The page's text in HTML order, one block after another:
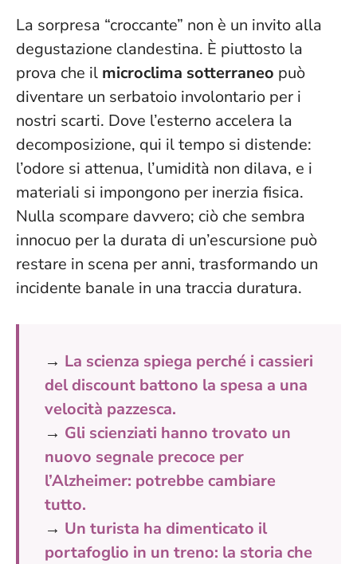
La sorpresa “croccante” non è un invito alla
degustazione clandestina. È piuttosto la
prova che il microclima sotterraneo può
diventare un serbatoio involontario per i
nostri scarti. Dove l’esterno accelera la
decomposizione, qui il tempo si distende:
l’odore si attenua, l’umidità non dilava, e i
materiali si impongono per inerzia fisica.
Nulla scompare davvero; ciò che sembra
innocuo per la durata di un’escursione può
restare in scena per anni, trasformando un
incidente banale in una traccia duratura.
→ La scienza spiega perché i cassieri
del discount battono la spesa a una
velocità pazzesca.
→ Gli scienziati hanno trovato un
nuovo segnale precoce per
l’Alzheimer: potrebbe cambiare
tutto.
→ Un turista ha dimenticato il
portafoglio in un treno: la storia che